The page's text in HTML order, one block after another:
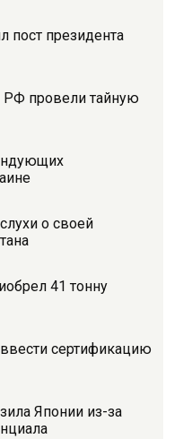
пост президента
РФ провели тайную
о своей
41 тонну
сертификацию
Японии из-за